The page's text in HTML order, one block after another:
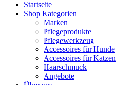
Startseite
Shop Kategorien
Marken
Pflegeprodukte
Pflegewerkzeug
Accessoires für Hunde
Accessoires für Katzen
Haarschmuck
Angebote